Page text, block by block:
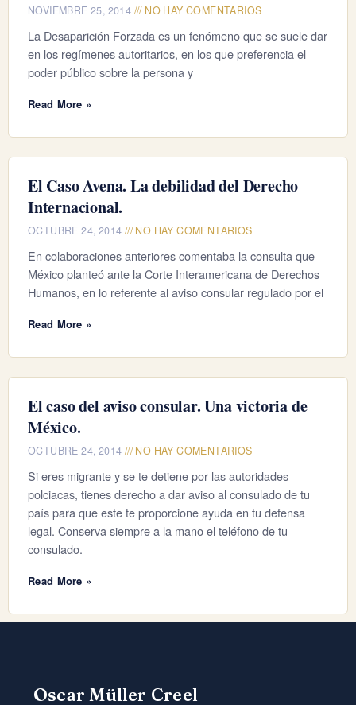
NOVIEMBRE 25, 2014 NO HAY COMENTARIOS
La Desaparición Forzada es un fenómeno que se suele dar
en los regímenes autoritarios, en los que preferencia el
poder público sobre la persona y
Read More »
El Caso Avena. La debilidad del Derecho
Internacional.
OCTUBRE 24, 2014 NO HAY COMENTARIOS
En colaboraciones anteriores comentaba la consulta que
México planteó ante la Corte Interamericana de Derechos
Humanos, en lo referente al aviso consular regulado por el
Read More »
El caso del aviso consular. Una victoria de
México.
OCTUBRE 24, 2014 NO HAY COMENTARIOS
Si eres migrante y se te detiene por las autoridades
polciacas, tienes derecho a dar aviso al consulado de tu
país para que este te proporcione ayuda en tu defensa
legal. Conserva siempre a la mano el teléfono de tu
consulado.
Read More »
Oscar Müller Creel